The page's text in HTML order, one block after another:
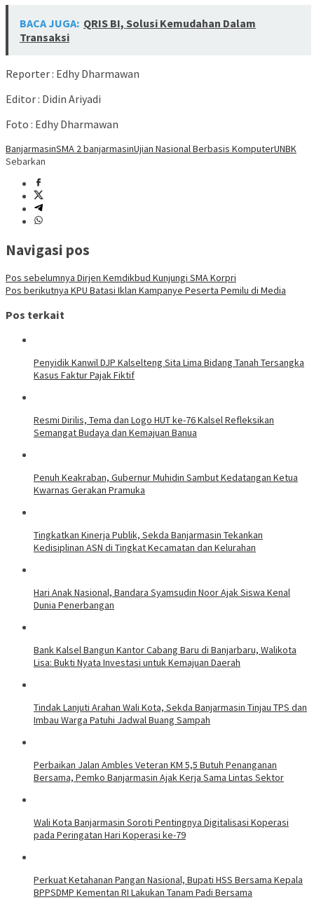
BACA JUGA: QRIS BI, Solusi Kemudahan Dalam
Transaksi
Reporter : Edhy Dharmawan
Editor : Didin Ariyadi
Foto : Edhy Dharmawan
BanjarmasinSMA 2 banjarmasinUjian Nasional Berbasis KomputerUNBK
Sebarkan
Navigasi pos
Pos sebelumnya Dirjen Kemdikbud Kunjungi SMA Korpri
Pos berikutnya KPU Batasi Iklan Kampanye Peserta Pemilu di Media
Pos terkait
Penyidik Kanwil DJP Kalselteng Sita Lima Bidang Tanah Tersangka
Kasus Faktur Pajak Fiktif
Resmi Dirilis, Tema dan Logo HUT ke-76 Kalsel Refleksikan
Semangat Budaya dan Kemajuan Banua
Penuh Keakraban, Gubernur Muhidin Sambut Kedatangan Ketua
Kwarnas Gerakan Pramuka
Tingkatkan Kinerja Publik, Sekda Banjarmasin Tekankan
Kedisiplinan ASN di Tingkat Kecamatan dan Kelurahan
Hari Anak Nasional, Bandara Syamsudin Noor Ajak Siswa Kenal
Dunia Penerbangan
Bank Kalsel Bangun Kantor Cabang Baru di Banjarbaru, Walikota
Lisa: Bukti Nyata Investasi untuk Kemajuan Daerah
Tindak Lanjuti Arahan Wali Kota, Sekda Banjarmasin Tinjau TPS dan
Imbau Warga Patuhi Jadwal Buang Sampah
Perbaikan Jalan Ambles Veteran KM 5,5 Butuh Penanganan
Bersama, Pemko Banjarmasin Ajak Kerja Sama Lintas Sektor
Wali Kota Banjarmasin Soroti Pentingnya Digitalisasi Koperasi
pada Peringatan Hari Koperasi ke-79
Perkuat Ketahanan Pangan Nasional, Bupati HSS Bersama Kepala
BPPSDMP Kementan RI Lakukan Tanam Padi Bersama